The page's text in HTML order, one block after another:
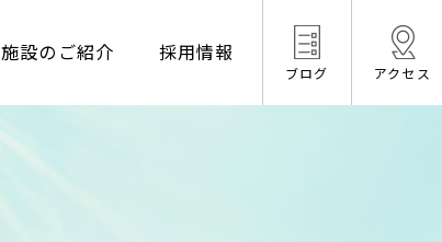
施設のご紹介 採用情報
ブログ アクセス